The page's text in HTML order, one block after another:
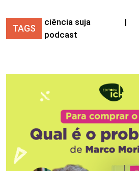
TAGS
ciência suja |
podcast